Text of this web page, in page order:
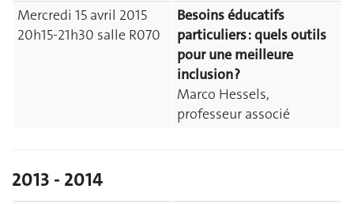
Mercredi 15 avril 2015
20h15-21h30 salle R070
Besoins éducatifs
particuliers : quels outils
pour une meilleure
inclusion ?
Marco Hessels,
professeur associé
2013 - 2014